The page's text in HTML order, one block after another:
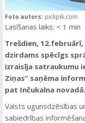
Foto autors: pickpik.com
Lasīšanas laiks: < 1 min
Trešdien,
dzirdams spēcīgs
izraisīja satraukumu
Ziņas” saņēma
pat Inčukalna novadā.
Valsts ugunsdzēsības
sabiedrības